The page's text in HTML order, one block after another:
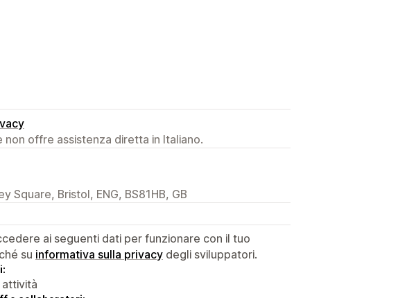
non offre assistenza diretta in Italiano.
Square, Bristol, ENG, BS81HB, GB
ai seguenti dati per funzionare con il tuo
su informativa sulla privacy degli sviluppatori.
attività